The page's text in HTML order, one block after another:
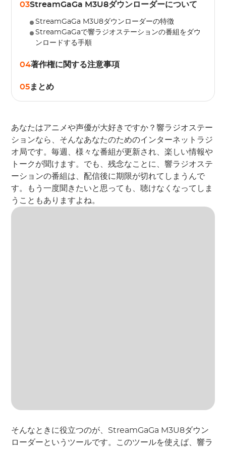
03StreamGaGa M3U8ダウンローダーについて
StreamGaGa M3U8ダウンローダーの特徴
StreamGaGaで響ラジオステーションの番組をダウ
ンロードする手順
04著作権に関する注意事項
05まとめ
あなたはアニメや声優が大好きですか？響ラジオステー
ションなら、そんなあなたのためのインターネットラジ
オ局です。毎週、様々な番組が更新され、楽しい情報や
トークが聞けます。でも、残念なことに、響ラジオステ
ーションの番組は、配信後に期限が切れてしまうんで
す。もう一度聞きたいと思っても、聴けなくなってしま
うこともありますよね。
そんなときに役立つのが、StreamGaGa M3U8ダウン
ローダーというツールです。このツールを使えば、響ラ